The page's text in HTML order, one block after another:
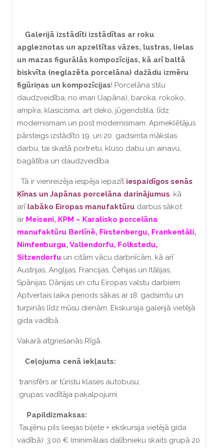
Galerijā izstādīti izstādītas ar roku
apgleznotas un apzeltītas vāzes, lustras, lielas
un mazas figurālās kompozīcijas, kā arī baltā
biskvīta (neglazēta porcelāna) dažādu izmēru
figūriņas un kompozīcijas! Porcelāna stilu
daudzveidība, no imari (Japāna), baroka, rokoko,
ampīra, klasicisma, art deko, jūgendstila, līdz
modernismam un post modernismam. Apmeklētājus
pārsteigs izstādīto 19. un 20. gadsimta mākslas
darbu, tai skaitā portretu, kluso dabu un ainavu,
bagātība un daudzveidība.
Tā ir vienreizēja iespēja iepazīt iespaidīgos senās
Ķīnas un Japānas porcelāna darinājumus, kā
arī labāko Eiropas manufaktūru darbus sākot
ar Мeiseni, KPM – Karalisko porcelāna
manufaktūru Berlīnē, Firstenbergu, Frankentāli,
Nimfenburgu, Vallendorfu, Folkstedu,
Sitzendorfu un citām vācu darbnīcām, kā arī
Austrijas, Anglijas, Francijas, Čehijas un Itālijas,
Spānijas, Dānijas un citu Eiropas valstu darbiem.
Aptvertais laika periods sākas ar 18. gadsimtu un
turpinās līdz mūsu dienām. Ekskursija galerijā vietējā
gida vadībā.
Vakarā atgriešanās Rīgā.
Ceļojuma cenā iekļauts:
transfērs ar tūristu klases autobusu;
grupas vadītāja pakalpojumi.
Papildizmaksas:
Taujēnu pils (ieejas biļete + ekskursija vietējā gida
vadībā): 3.00 € (minimālais dalībnieku skaits grupā 20